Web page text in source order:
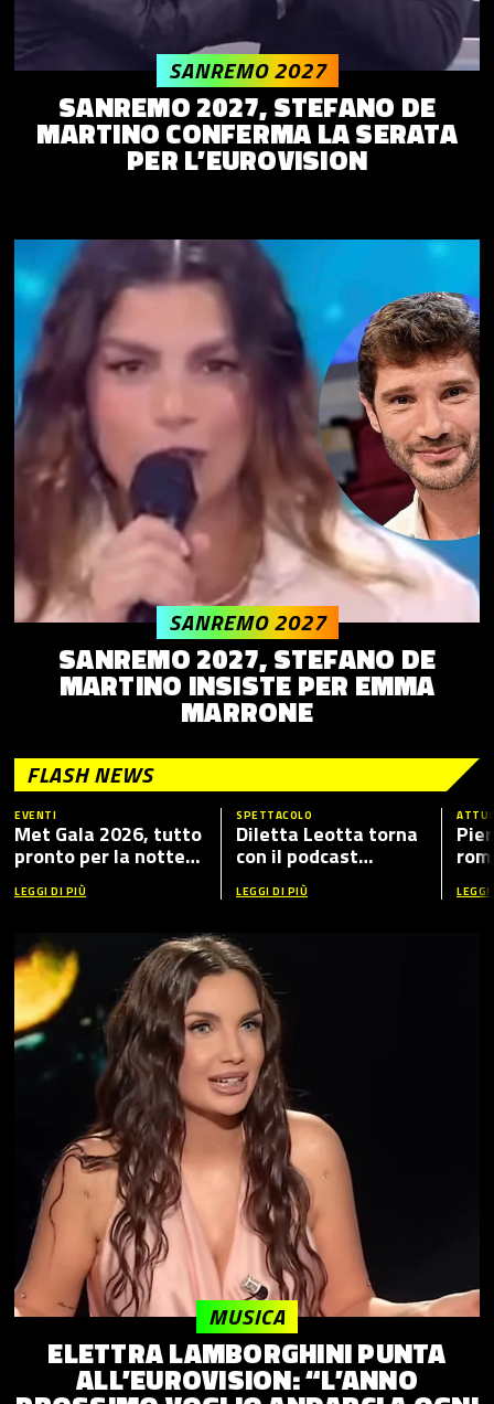
SANREMO 2027, STEFANO DE
MARTINO CONFERMA LA SERATA
PER L’EUROVISION
SANREMO 2027
SANREMO 2027, STEFANO DE
MARTINO INSISTE PER EMMA
MARRONE
SANREMO 2027
FLASH NEWS
EVENTI
Met Gala 2026, tutto
pronto per la notte
più fashion dell’anno:
tema, ospiti e dove
LEGGI DI PIÙ
SPETTACOLO
Diletta Leotta torna
con il podcast
“Mamma Dilettante
5”, ecco i nuovi ospiti
LEGGI DI PIÙ
ELETTRA LAMBORGHINI PUNTA
ALL’EUROVISION: “L’ANNO
MUSICA